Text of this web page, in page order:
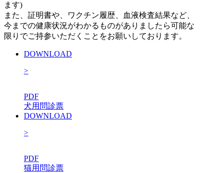
ます)
また、証明書や、ワクチン履歴、血液検査結果など、
今までの健康状況がわかるものがありましたら可能な
限りでご持参いただくことをお願いしております。
DOWNLOAD
>
PDF
犬用問診票
DOWNLOAD
>
PDF
猫用問診票